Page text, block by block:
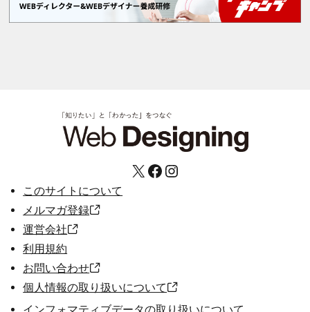
X Facebook Instagram
このサイトについて
メルマガ登録
運営会社
利用規約
お問い合わせ
個人情報の取り扱いについて
インフォマティブデータの取り扱いについて